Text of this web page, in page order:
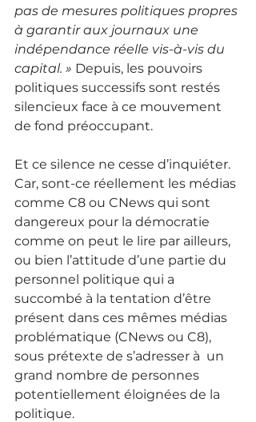
pas de mesures politiques propres
à garantir aux journaux une
indépendance réelle vis-à-vis du
capital. » Depuis, les pouvoirs
politiques successifs sont restés
silencieux face à ce mouvement
de fond préoccupant.
Et ce silence ne cesse d’inquiéter.
Car, sont-ce réellement les médias
comme C8 ou CNews qui sont
dangereux pour la démocratie
comme on peut le lire par ailleurs,
ou bien l’attitude d’une partie du
personnel politique qui a
succombé à la tentation d’être
présent dans ces mêmes médias
problématique (CNews ou C8),
sous prétexte de s’adresser à  un
grand nombre de personnes
potentiellement éloignées de la
politique.